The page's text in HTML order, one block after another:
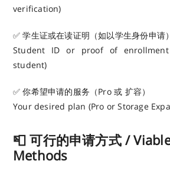
verification)
✅ 学生证或在读证明（如以学生身份申请）
Student ID or proof of
student)
✅ 你希望申请的服务（Pro 或 扩容）
Your desired plan (Pro or Storage
📮 可行的申请方式 /
Methods